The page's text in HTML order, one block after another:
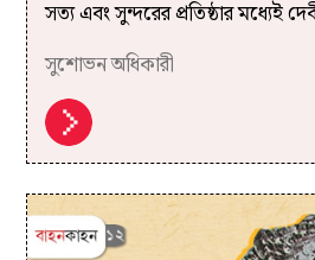
সত্য এবং সুন্দরের প্রতিষ্ঠার মধ্যেই
সুশোভন অধিকারী